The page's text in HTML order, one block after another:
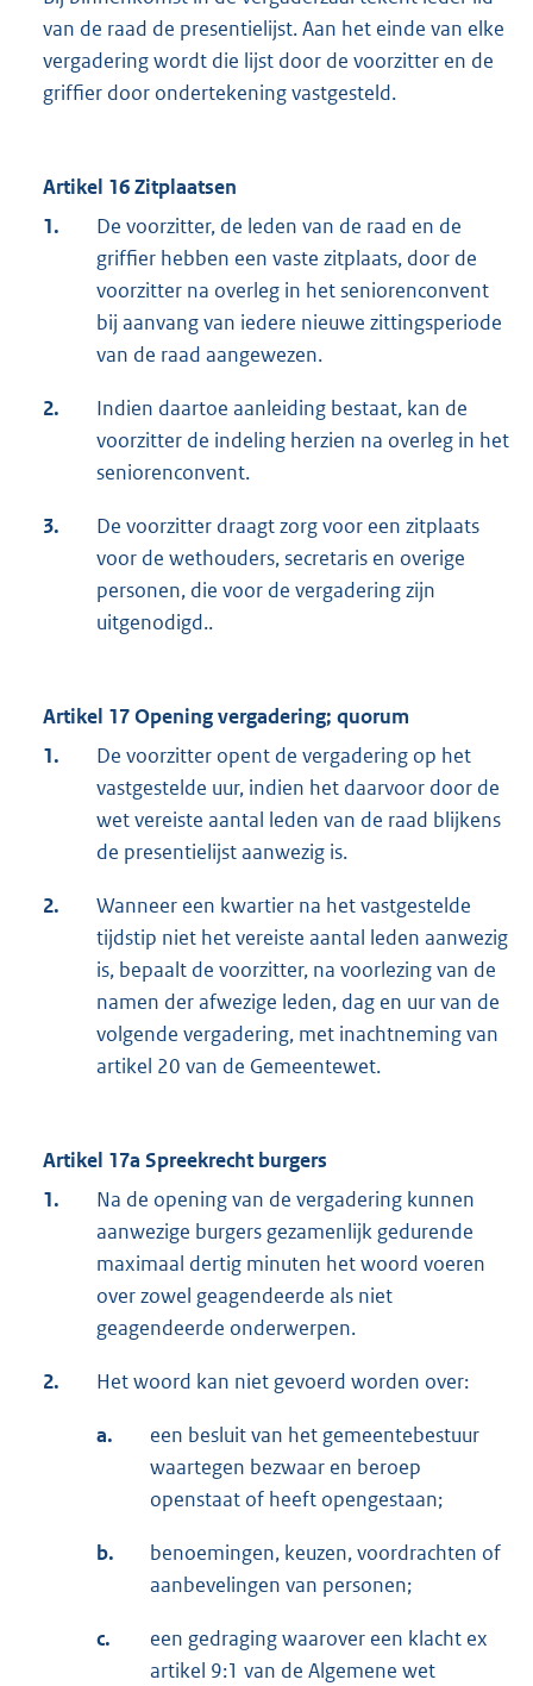
van de raad de presentielijst. Aan het einde van elke
vergadering wordt die lijst door de voorzitter en de
griffier door ondertekening vastgesteld.
Artikel 16 Zitplaatsen
1.
De voorzitter, de leden van de raad en de
griffier hebben een vaste zitplaats, door de
voorzitter na overleg in het seniorenconvent
bij aanvang van iedere nieuwe zittingsperiode
van de raad aangewezen.
2.
Indien daartoe aanleiding bestaat, kan de
voorzitter de indeling herzien na overleg in het
seniorenconvent.
3.
De voorzitter draagt zorg voor een zitplaats
voor de wethouders, secretaris en overige
personen, die voor de vergadering zijn
uitgenodigd..
Artikel 17 Opening vergadering; quorum
1.
De voorzitter opent de vergadering op het
vastgestelde uur, indien het daarvoor door de
wet vereiste aantal leden van de raad blijkens
de presentielijst aanwezig is.
2.
Wanneer een kwartier na het vastgestelde
tijdstip niet het vereiste aantal leden aanwezig
is, bepaalt de voorzitter, na voorlezing van de
namen der afwezige leden, dag en uur van de
volgende vergadering, met inachtneming van
artikel 20 van de Gemeentewet.
Artikel 17a Spreekrecht burgers
1.
Na de opening van de vergadering kunnen
aanwezige burgers gezamenlijk gedurende
maximaal dertig minuten het woord voeren
over zowel geagendeerde als niet
geagendeerde onderwerpen.
2. Het woord kan niet gevoerd worden over:
a.
een besluit van het gemeentebestuur
waartegen bezwaar en beroep
openstaat of heeft opengestaan;
b.
benoemingen, keuzen, voordrachten of
aanbevelingen van personen;
c.
een gedraging waarover een klacht ex
artikel 9:1 van de Algemene wet